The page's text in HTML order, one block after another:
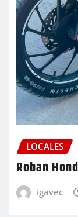
LOCALES
Roban
igavec